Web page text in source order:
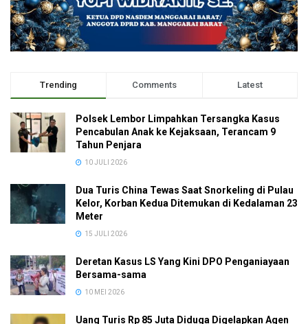
Trending Comments Latest
Polsek Lembor Limpahkan Tersangka Kasus
Pencabulan Anak ke Kejaksaan, Terancam 9
Tahun Penjara
10 JULI 2026
Dua Turis China Tewas Saat Snorkeling di Pulau
Kelor, Korban Kedua Ditemukan di Kedalaman 23
Meter
15 JULI 2026
Deretan Kasus LS Yang Kini DPO Penganiayaan
Bersama-sama
10 MEI 2026
Uang Turis Rp 85 Juta Diduga Digelapkan Agen